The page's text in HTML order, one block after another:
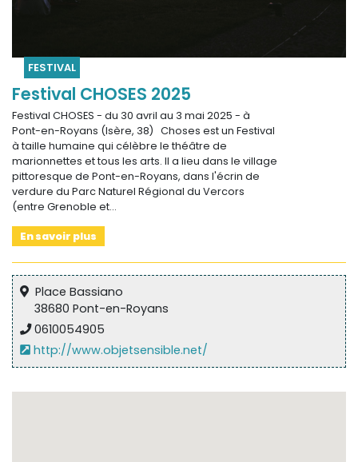
FESTIVAL
Festival CHOSES 2025
Festival CHOSES - du 30 avril au 3 mai 2025 - à
Pont-en-Royans (Isère, 38) Choses est un Festival
à taille humaine qui célèbre le théâtre de
marionnettes et tous les arts. Il a lieu dans le village
pittoresque de Pont-en-Royans, dans l'écrin de
verdure du Parc Naturel Régional du Vercors
(entre Grenoble et…
En savoir plus
Place Bassiano
38680 Pont-en-Royans
0610054905
http://www.objetsensible.net/